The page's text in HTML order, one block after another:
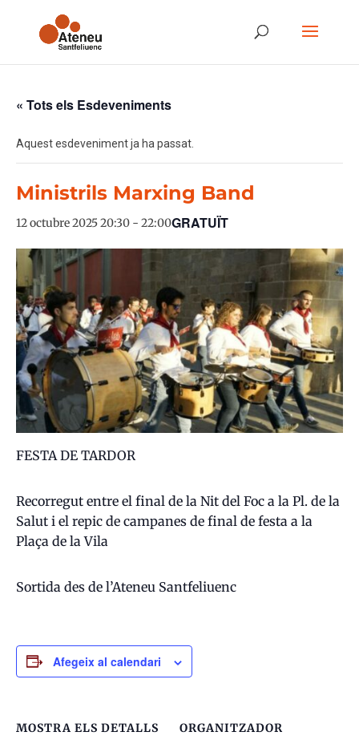
« Tots els Esdeveniments
Aquest esdeveniment ja ha passat.
Ministrils Marxing Band
12 octubre 2025 20:30 - 22:00GRATUÏT
FESTA DE TARDOR
Recorregut entre el final de la Nit del Foc a la Pl. de la
Salut i el repic de campanes de final de festa a la
Plaça de la Vila
Sortida des de l’Ateneu Santfeliuenc
Afegeix al calendari
MOSTRA ELS DETALLS ORGANITZADOR